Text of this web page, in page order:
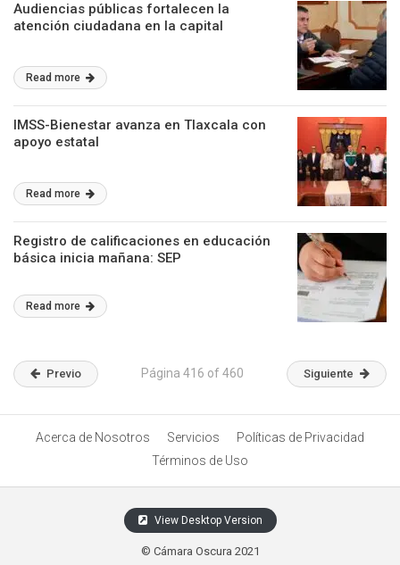
Audiencias públicas fortalecen la
atención ciudadana en la capital
Read more
IMSS-Bienestar avanza en Tlaxcala con
apoyo estatal
Read more
Registro de calificaciones en educación
básica inicia mañana: SEP
Read more
Previo Página 416 of 460 Siguiente
Acerca de Nosotros Servicios
Políticas de Privacidad
Términos de Uso
View Desktop Version
© Cámara Oscura 2021